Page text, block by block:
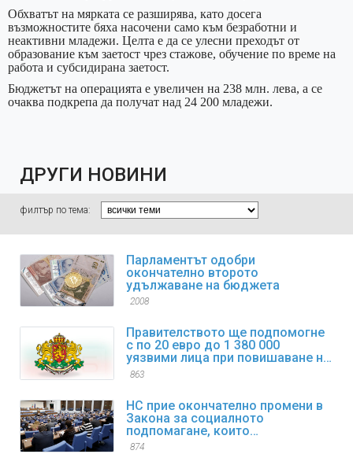
Обхватът на мярката се разширява, като досега
възможностите бяха насочени само към безработни и
неактивни младежи. Целта е да се улесни преходът от
образование към заетост чрез стажове, обучение по време на
работа и субсидирана заетост.
Бюджетът на операцията е увеличен на 238 млн. лева, а се
очаква подкрепа да получат над 24 200 младежи.
ДРУГИ НОВИНИ
филтър по тема:
Парламентът одобри
окончателно второто
удължаване на бюджета
2008
Правителството ще подпомогне
с по 20 евро до 1 380 000
уязвими лица при повишаване на
цените на горивата
863
НС прие окончателно промени в
Закона за социалното
подпомагане, които
регламентират коледните и
874